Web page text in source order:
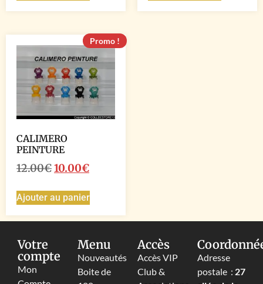
Promo !
CALIMERO
PEINTURE
12.00€10.00€
Ajouter au panier
Votre
compte
Mon
Menu
Nouveautés
Boite de
Accès
Accès VIP
Club &
Adresse
postale : 27